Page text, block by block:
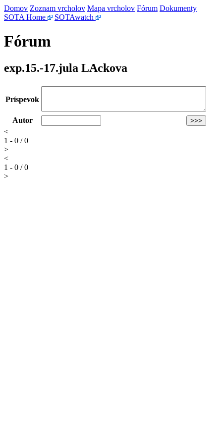
Domov Zoznam vrcholov Mapa vrcholov Fórum Dokumenty
SOTA Home
SOTAwatch
Fórum
exp.15.-17.jula LAckova
Príspevok
Autor
<
1 - 0 / 0
>
<
1 - 0 / 0
>